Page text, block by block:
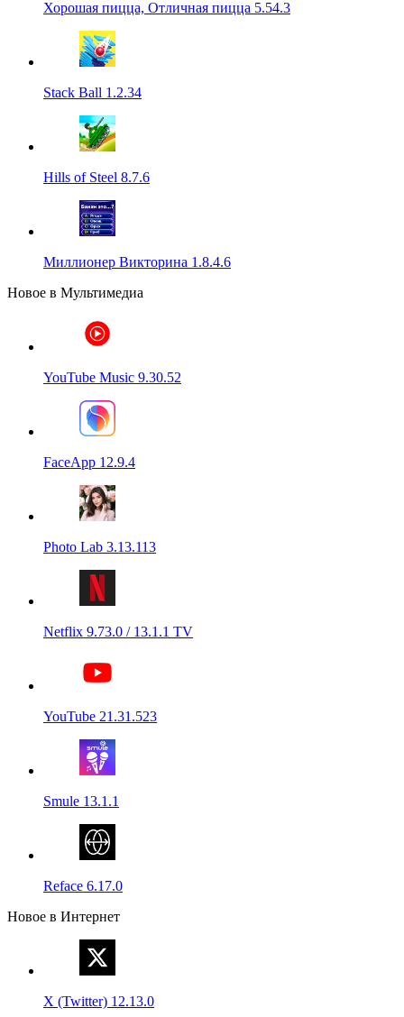
Хорошая пицца, Отличная пицца 5.54.3
Stack Ball 1.2.34
Hills of Steel 8.7.6
Миллионер Викторина 1.8.4.6
Новое в Мультимедиа
YouTube Music 9.30.52
FaceApp 12.9.4
Photo Lab 3.13.113
Netflix 9.73.0 / 13.1.1 TV
YouTube 21.31.523
Smule 13.1.1
Reface 6.17.0
Новое в Интернет
X (Twitter) 12.13.0